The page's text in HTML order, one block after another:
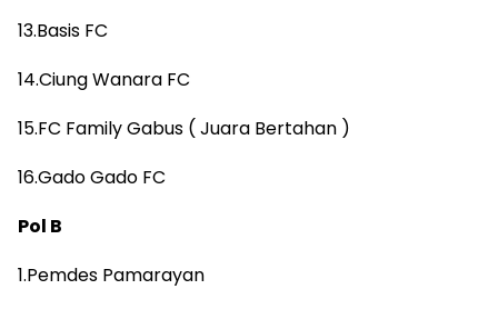
13.Basis FC
14.Ciung Wanara FC
15.FC Family Gabus ( Juara Bertahan )
16.Gado Gado FC
Pol B
1.Pemdes Pamarayan